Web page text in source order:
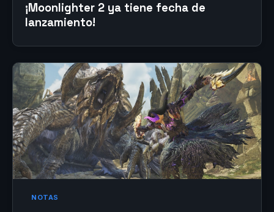
¡Moonlighter 2 ya tiene fecha de
lanzamiento!
NOTAS